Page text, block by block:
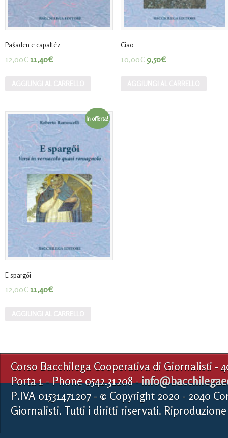
Pašaden e capaltéz
12,00€11,40€
Ciao
10,00€9,50€
In offerta!
E spargői
12,00€11,40€
Corso Bacchilega Cooperativa di Giornalisti -
Porta 1 - Phone 0542.31208 -
P.IVA 01531471207 - © Copyright 2020 - 2040
Giornalisti. Tutti i diritti riservati.